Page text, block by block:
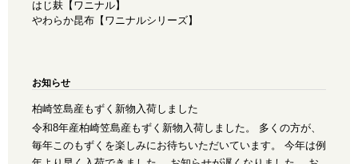
はじ麸【ワニナル】
やわらか昆布【ワニナルシリーズ】
お知らせ
柏崎笠島産もずく新物入荷しました
令和8年産柏崎笠島産もずく新物入荷しました。 多くの方が、
毎年このもずくを楽しみにお待ちいただいています。 今年は例